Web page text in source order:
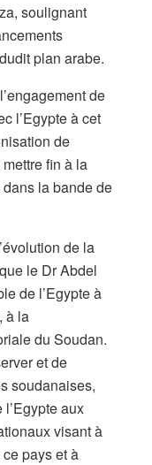
soulignant
plan arabe.
de
l’Egypte à cet
de
fin à la
la bande de
de la
le Dr Abdel
de l’Egypte à
à la
du Soudan.
et de
soudanaises,
aux
visant à
pays et à